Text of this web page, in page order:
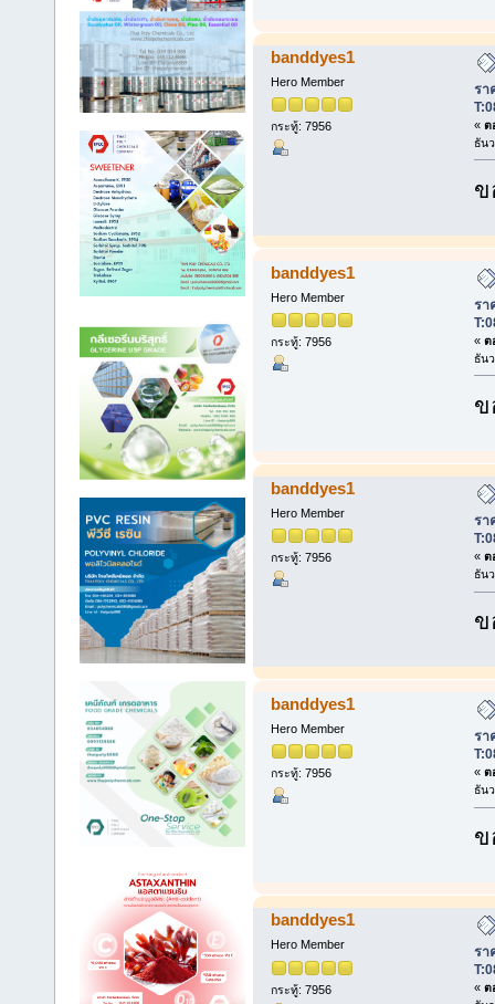
banddyes1
Hero Member
กระทู้: 7956
รา
« ต
ธัน
ข
banddyes1
Hero Member
กระทู้: 7956
รา
« ต
ธัน
ข
banddyes1
Hero Member
กระทู้: 7956
รา
« ต
ธัน
ข
banddyes1
Hero Member
กระทู้: 7956
รา
« ต
ธัน
ข
banddyes1
Hero Member
กระทู้: 7956
รา
« ต